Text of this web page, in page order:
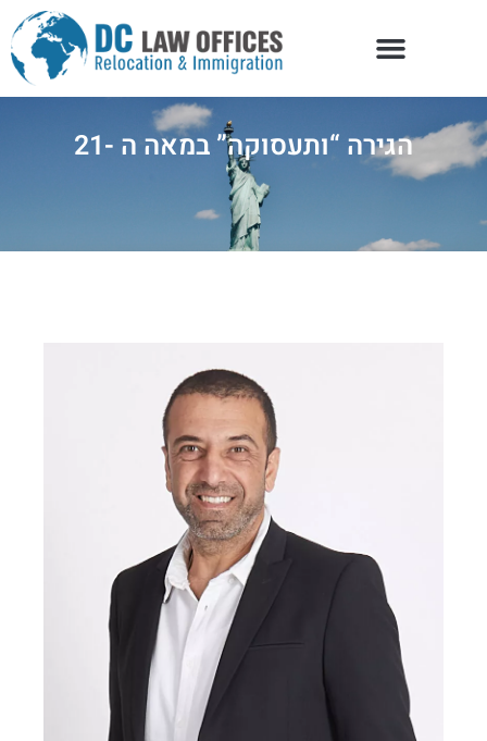
הגירה “ותעסוקה” במאה ה -21